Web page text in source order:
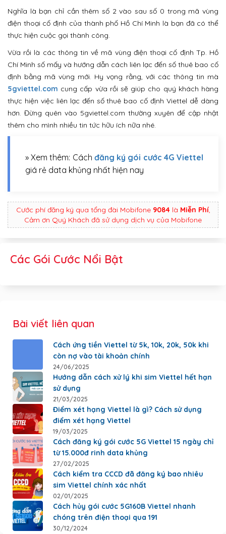
Nghĩa là bạn chỉ cần thêm số 2 vào sau số 0 trong mã vùng
điện thoại cố định của thành phố Hồ Chí Minh là bạn đã có thể
thực hiện cuộc gọi thành công.
Vừa rồi là các thông tin về mã vùng điện thoại cố định Tp. Hồ
Chí Minh số mấy và hướng dẫn cách liên lạc đến số thuê bao cố
định bằng mã vùng mới. Hy vọng rằng, với các thông tin mà
5gviettel.com cung cấp vừa rồi sẽ giúp cho quý khách hàng
thực hiện việc liên lạc đến số thuê bao cố định Viettel dễ dàng
hơn. Đừng quên vào 5gviettel.com thường xuyên để cập nhật
thêm cho mình nhiều tin tức hữu ích nữa nhé.
» Xem thêm: Cách đăng ký gói cước 4G Viettel
giá rẻ data khủng nhất hiện nay
Cước phí đăng ký qua tổng đài Mobifone 9084là Miễn Phí,
Cảm ơn Quý Khách đã sử dụng dịch vụ của Mobifone
Các Gói Cước Nổi Bật
Bài viết liên quan
Cách ứng tiền Viettel từ 5k, 10k, 20k, 50k khi
còn nợ vào tài khoản chính
24/06/2025
Hướng dẫn cách xử lý khi sim Viettel hết hạn
sử dụng
21/03/2025
Điểm xét hạng Viettel là gì? Cách sử dụng
điểm xét hạng Viettel
19/03/2025
Cách đăng ký gói cước 5G Viettel 15 ngày chỉ
từ 15.000đ rinh data khủng
27/02/2025
Cách kiểm tra CCCD đã đăng ký bao nhiêu
sim Viettel chính xác nhất
02/01/2025
Cách hủy gói cước 5G160B Viettel nhanh
chóng trên điện thoại qua 191
30/12/2024